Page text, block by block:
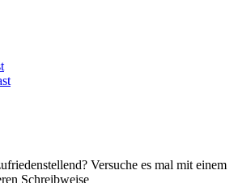
Versuche es mal mit einem
Schreibweise